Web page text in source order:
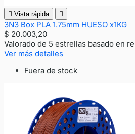
 Vista rápida 
3N3 Box PLA 1.75mm HUESO x1KG
$ 20.003,20
Valorado de 5 estrellas basado en
Ver más detalles
Fuera de stock